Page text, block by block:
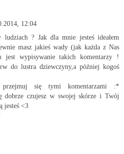
12:04
? Jak dla mnie jesteś ideałem
masz jakieś wady (jak każda z Nas
wypisywanie takich komentarzy !
do lustra dziewczyny,a później kogoś
się tymi komentarzami :*
dobrze czujesz w swojej skórze i Twój
jesteś <3